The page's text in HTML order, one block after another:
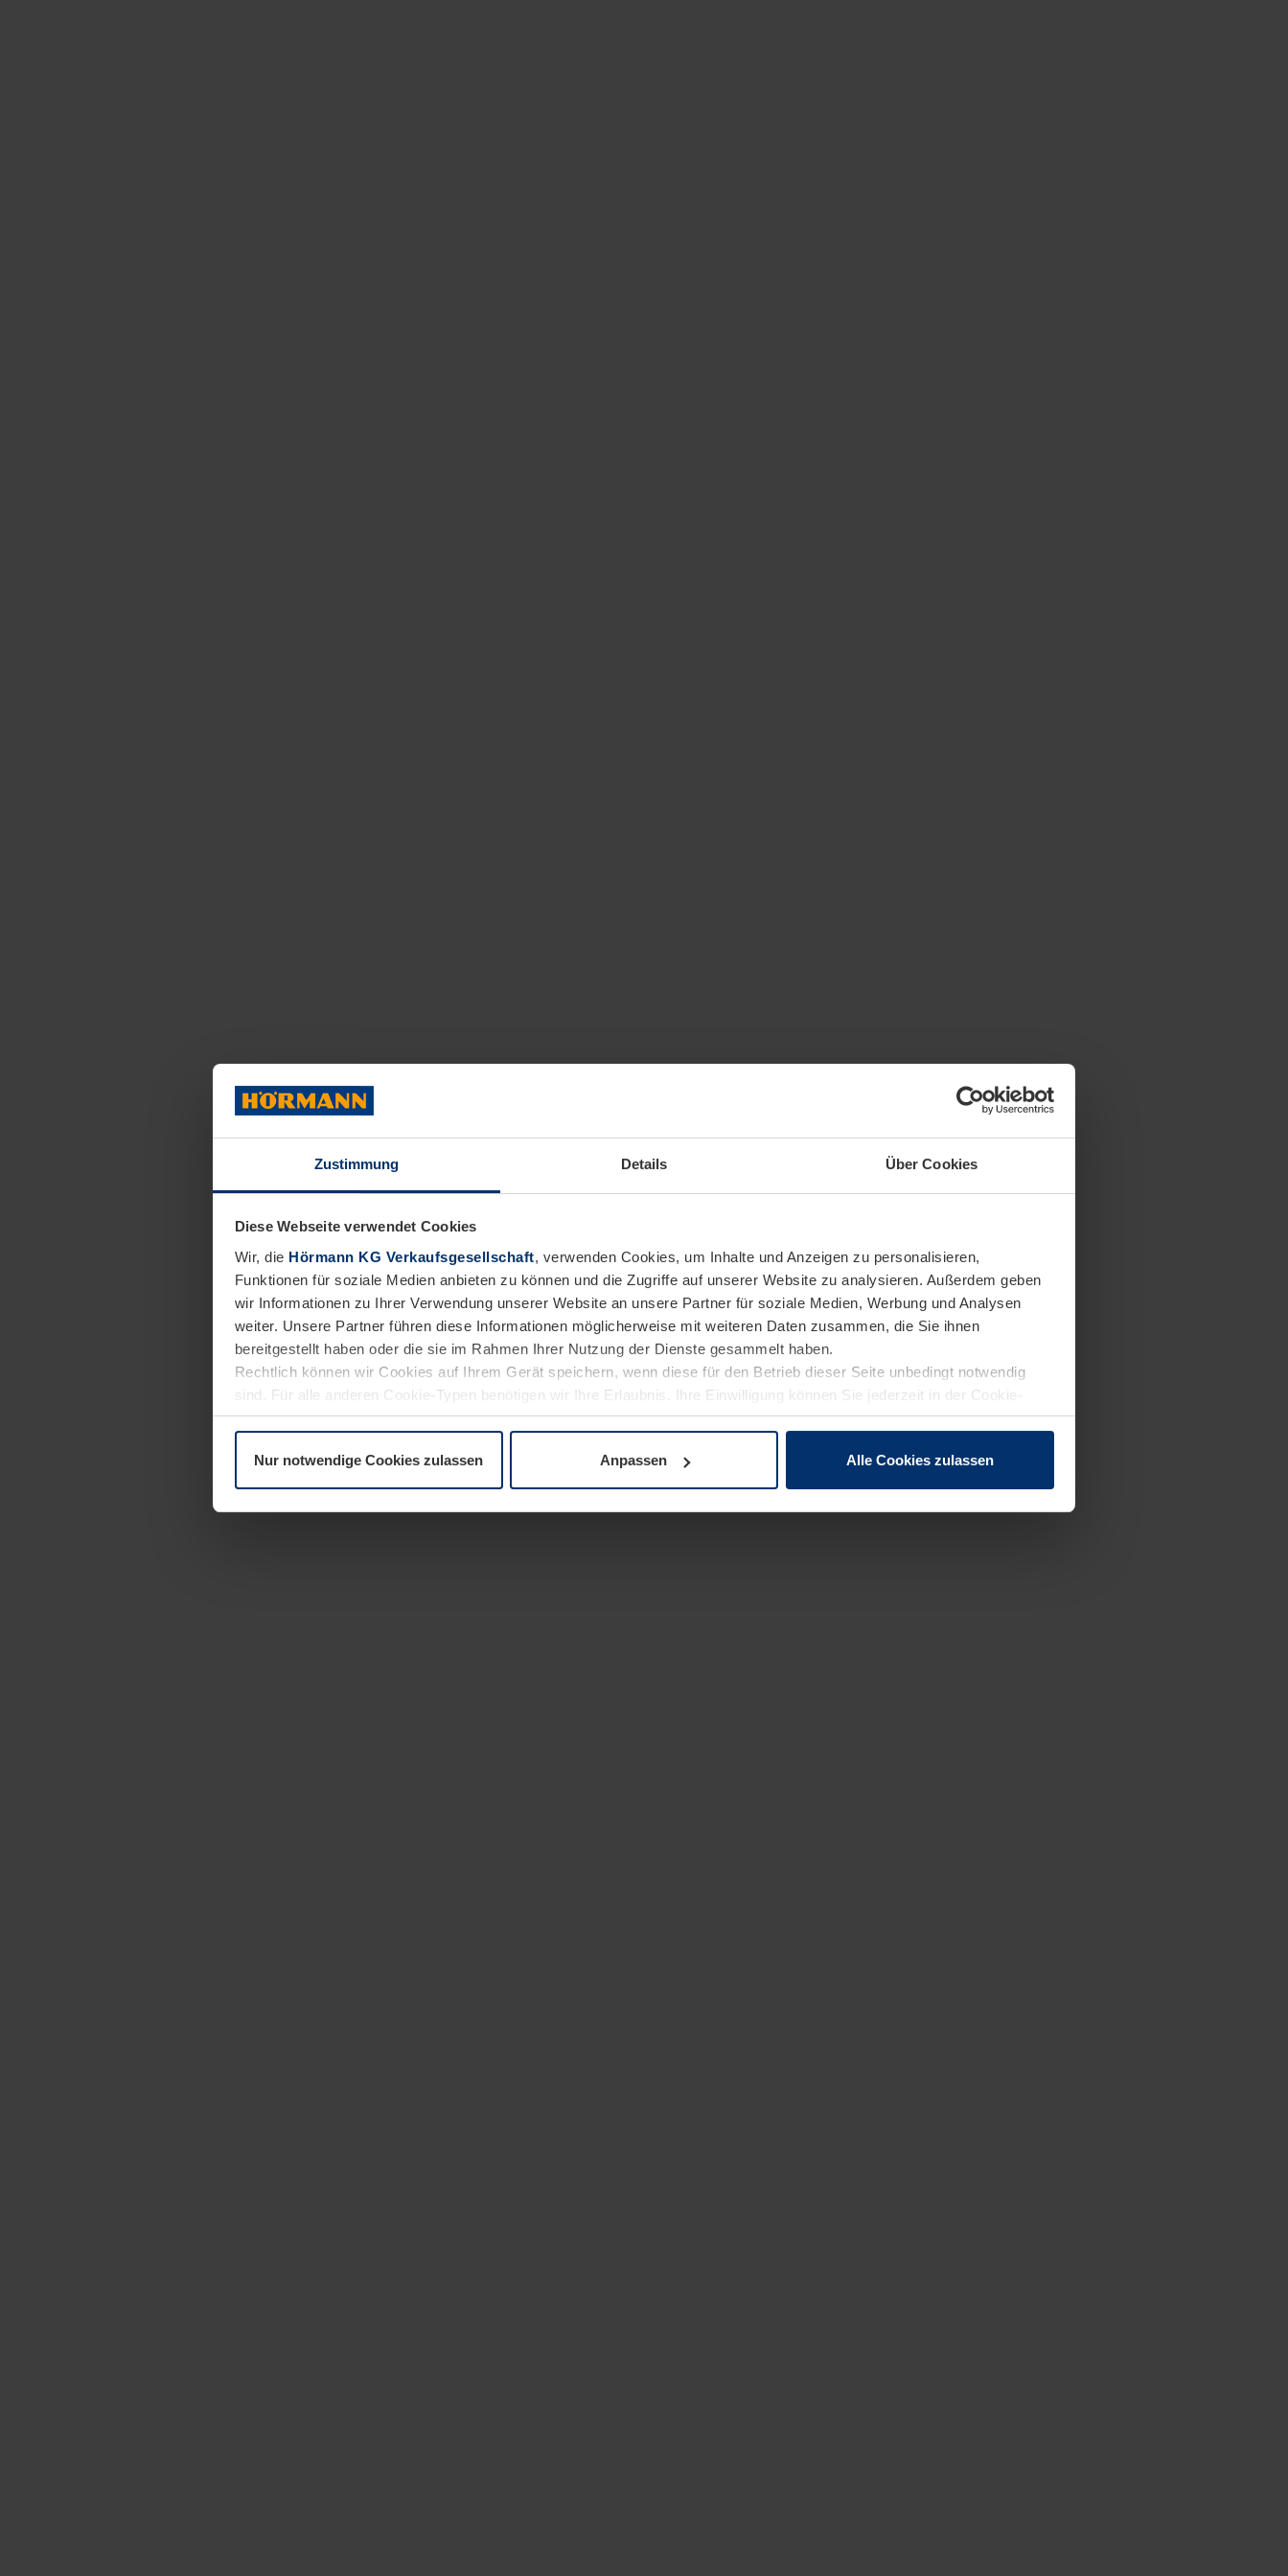
Zustimmung Details Über Cookies
Diese Webseite verwendet Cookies
Wir, die Hörmann KG Verkaufsgesellschaft, verwenden Cookies, um Inhalte und Anzeigen zu personalisieren,
Funktionen für soziale Medien anbieten zu können und die Zugriffe auf unserer Website zu analysieren. Außerdem geben
wir Informationen zu Ihrer Verwendung unserer Website an unsere Partner für soziale Medien, Werbung und Analysen
weiter. Unsere Partner führen diese Informationen möglicherweise mit weiteren Daten zusammen, die Sie ihnen
bereitgestellt haben oder die sie im Rahmen Ihrer Nutzung der Dienste gesammelt haben.
Rechtlich können wir Cookies auf Ihrem Gerät speichern, wenn diese für den Betrieb dieser Seite unbedingt notwendig
sind. Für alle anderen Cookie-Typen benötigen wir Ihre Erlaubnis. Ihre Einwilligung können Sie jederzeit in der Cookie-
Erläuterung auf der SeiteDatenschutzerklärungunserer Website ändern oder widerrufen.
Nur notwendige Cookies zulassen Anpassen Alle Cookies zulassen